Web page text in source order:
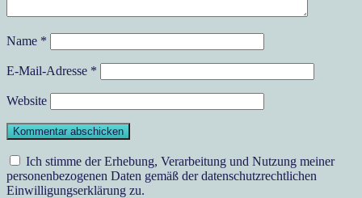
Name *
E-Mail-Adresse *
Website
Ich stimme der Erhebung, Verarbeitung und Nutzung meiner
personenbezogenen Daten gemäß der datenschutzrechtlichen
Einwilligungserklärung zu.